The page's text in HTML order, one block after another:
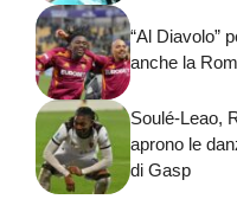
“Al Diavolo”
anche la
Soulé-Leao,
aprono le
di Gasp